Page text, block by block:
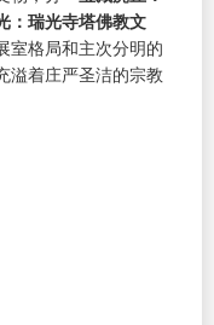
：瑞光寺塔佛教文
室格局和主次分明的
溢着庄严圣洁的宗教